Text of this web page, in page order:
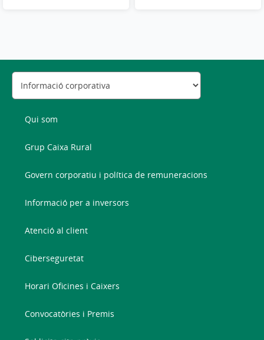
Qui som
Grup Caixa Rural
Govern corporatiu i política de remuneracions
Informació per a inversors
Atenció al client
Ciberseguretat
Horari Oficines i Caixers
Convocatòries i Premis